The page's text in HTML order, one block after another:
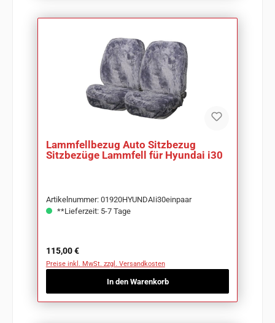
Lammfellbezug Auto Sitzbezug
Sitzbezüge Lammfell für Hyundai i30
Artikelnummer: 01920HYUNDAIi30einpaar
**Lieferzeit: 5-7 Tage
Regulärer Preis:
115,00 €
Preise inkl. MwSt. zzgl. Versandkosten
In den Warenkorb